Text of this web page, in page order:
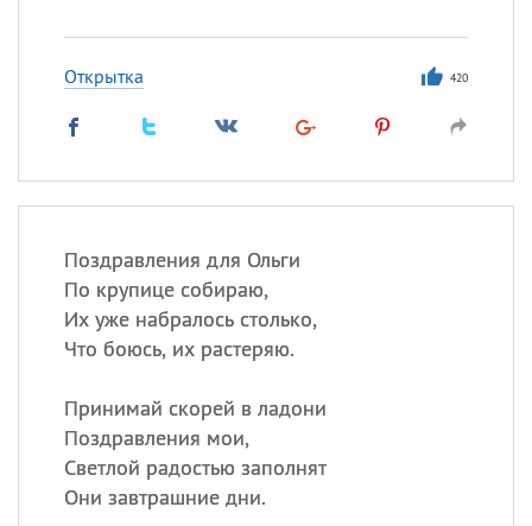
Открытка 420
Поздравления для Ольги
По крупице собираю,
Их уже набралось столько,
Что боюсь, их растеряю.
Принимай скорей в ладони
Поздравления мои,
Светлой радостью заполнят
Они завтрашние дни.